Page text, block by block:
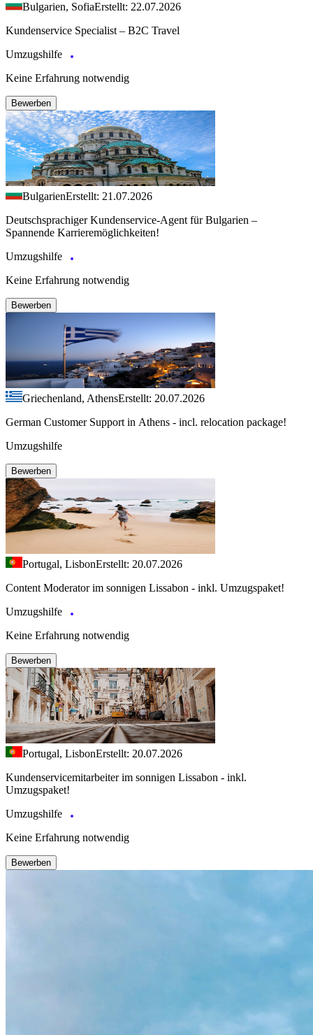
Bulgarien, SofiaErstellt: 22.07.2026
Kundenservice Specialist – B2C Travel
Umzugshilfe
Keine Erfahrung notwendig
Bewerben
BulgarienErstellt: 21.07.2026
Deutschsprachiger Kundenservice-Agent für Bulgarien –
Spannende Karrieremöglichkeiten!
Umzugshilfe
Keine Erfahrung notwendig
Bewerben
Griechenland, AthensErstellt: 20.07.2026
German Customer Support in Athens - incl. relocation package!
Umzugshilfe
Bewerben
Portugal, LisbonErstellt: 20.07.2026
Content Moderator im sonnigen Lissabon - inkl. Umzugspaket!
Umzugshilfe
Keine Erfahrung notwendig
Bewerben
Portugal, LisbonErstellt: 20.07.2026
Kundenservicemitarbeiter im sonnigen Lissabon - inkl.
Umzugspaket!
Umzugshilfe
Keine Erfahrung notwendig
Bewerben